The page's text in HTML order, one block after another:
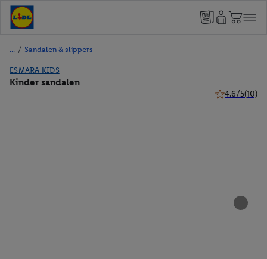
/ Sandalen & slippers
ESMARA KIDS
Kinder sandalen
4.6/5(10)